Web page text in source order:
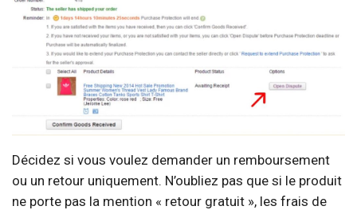
Décidez si vous voulez demander un remboursement
ou un retour uniquement. N’oubliez pas que si le produit
ne porte pas la mention « retour gratuit », les frais de